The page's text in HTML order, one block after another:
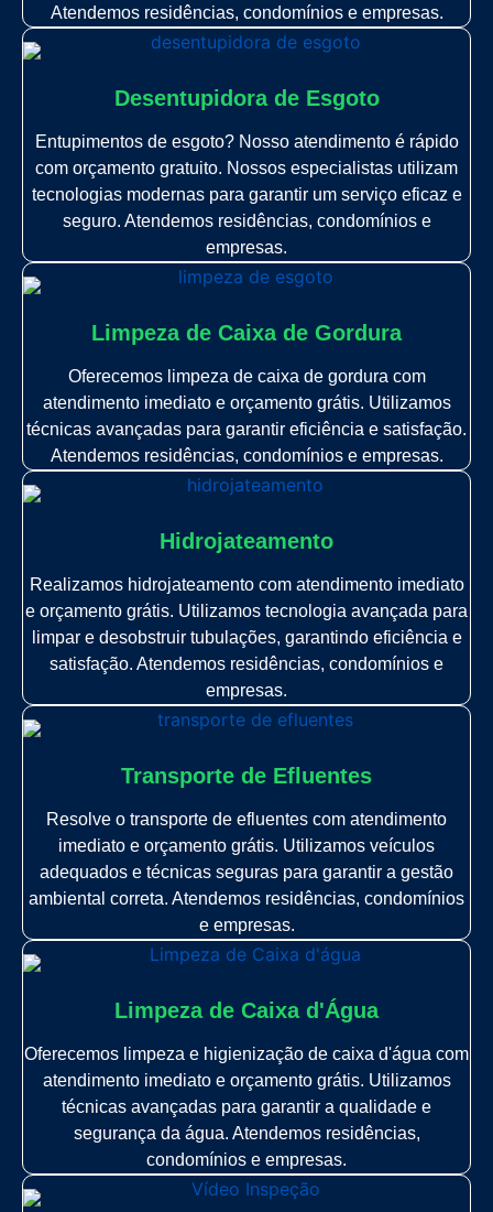
Atendemos residências, condomínios e empresas.
Desentupidora de Esgoto
Entupimentos de esgoto? Nosso atendimento é rápido
com orçamento gratuito. Nossos especialistas utilizam
tecnologias modernas para garantir um serviço eficaz e
seguro. Atendemos residências, condomínios e
empresas.
Limpeza de Caixa de Gordura
Oferecemos limpeza de caixa de gordura com
atendimento imediato e orçamento grátis. Utilizamos
técnicas avançadas para garantir eficiência e satisfação.
Atendemos residências, condomínios e empresas.
Hidrojateamento
Realizamos hidrojateamento com atendimento imediato
e orçamento grátis. Utilizamos tecnologia avançada para
limpar e desobstruir tubulações, garantindo eficiência e
satisfação. Atendemos residências, condomínios e
empresas.
Transporte de Efluentes
Resolve o transporte de efluentes com atendimento
imediato e orçamento grátis. Utilizamos veículos
adequados e técnicas seguras para garantir a gestão
ambiental correta. Atendemos residências, condomínios
e empresas.
Limpeza de Caixa d'Água
Oferecemos limpeza e higienização de caixa d'água com
atendimento imediato e orçamento grátis. Utilizamos
técnicas avançadas para garantir a qualidade e
segurança da água. Atendemos residências,
condomínios e empresas.